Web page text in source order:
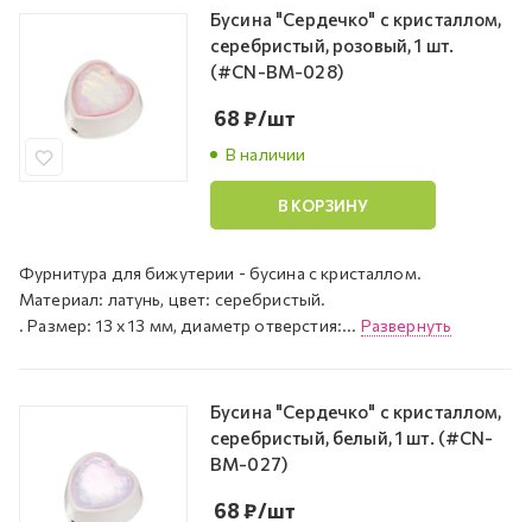
Бусина "Сердечко" с кристаллом,
серебристый, розовый, 1 шт.
(#CN-BM-028)
В наличии
68₽/шт
В КОРЗИНУ
Фурнитура для бижутерии - бусина с кристаллом.
Материал: латунь, цвет: серебристый.
. Размер: 13 x 13 мм, диаметр отверстия:... Развернуть
Бусина "Сердечко" с кристаллом,
серебристый, белый, 1 шт. (#CN-
BM-027)
68₽/шт